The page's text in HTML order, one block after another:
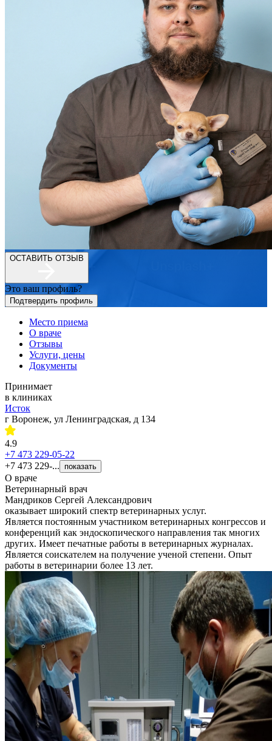
ОСТАВИТЬ ОТЗЫВ
Это ваш профиль?
Подтвердить профиль
Место приема
О враче
Отзывы
Услуги, цены
Документы
Принимает
в клиниках
Исток
г Воронеж, ул Ленинградская, д 134
4.9
+7 473 229-05-22
+7 473 229-...
показать
О враче
Ветеринарный врач
Мандриков Сергей Александрович
оказывает широкий спектр ветеринарных услуг.
Является постоянным участником ветеринарных конгрессов и
конференций как эндоскопического направления так многих
других. Имеет печатные работы в ветеринарных журналах.
Является соискателем на получение ученой степени. Опыт
работы в ветеринарии более 13 лет.